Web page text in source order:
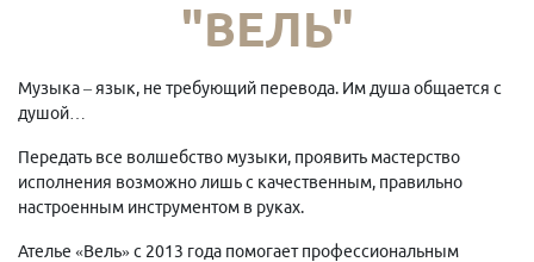
"ВЕЛЬ"
Музыка – язык, не требующий перевода. Им душа общается с
душой…
Передать все волшебство музыки, проявить мастерство
исполнения возможно лишь с качественным, правильно
настроенным инструментом в руках.
Ателье «Вель» с 2013 года помогает профессиональным